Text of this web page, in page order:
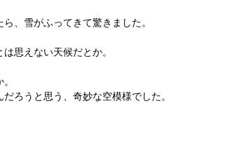
、雪がふってきて驚きました。
思えない天候だとか。
ろうと思う、奇妙な空模様でした。